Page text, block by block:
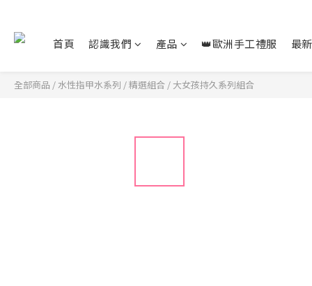
首頁 認識我們 產品 👑歐洲手工禮服 最
全部商品 / 水性指甲水系列 /精選組合 / 大女孩持久系列組合